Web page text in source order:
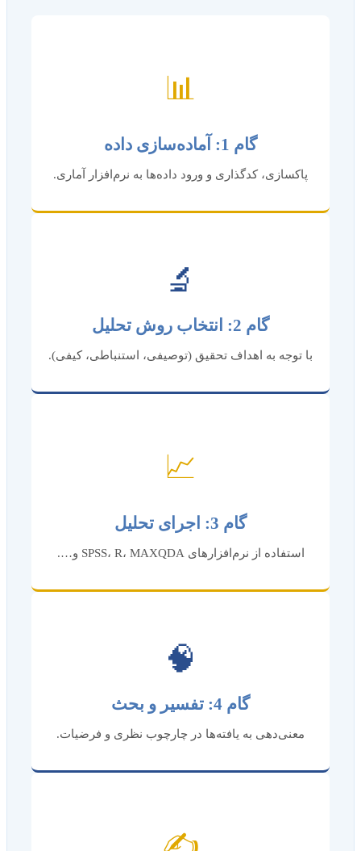
📊
گام 1: آماده‌سازی داده
پاکسازی، کدگذاری و ورود داده‌ها به نرم‌افزار آماری.
🔬
گام 2: انتخاب روش تحلیل
با توجه به اهداف تحقیق (توصیفی، استنباطی، کیفی).
📈
گام 3: اجرای تحلیل
استفاده از نرم‌افزارهای SPSS، R، MAXQDA و….
🧠
گام 4: تفسیر و بحث
معنی‌دهی به یافته‌ها در چارچوب نظری و فرضیات.